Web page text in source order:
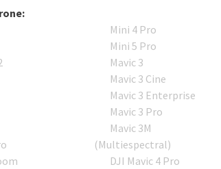
Mini 4 Pro
Mini 5 Pro
Mavic 3
Mavic 3 Cine
Mavic 3 Enterprise
Mavic 3 Pro
Mavic 3M
(Multiespectral)
DJI Mavic 4 Pro